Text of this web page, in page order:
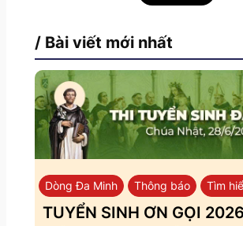
/ Bài viết mới nhất
Dòng Đa Minh Thông báo Tìm
TUYỂN SINH ƠN GỌI